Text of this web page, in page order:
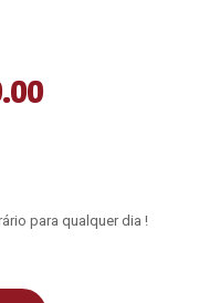
O
para qualquer dia !